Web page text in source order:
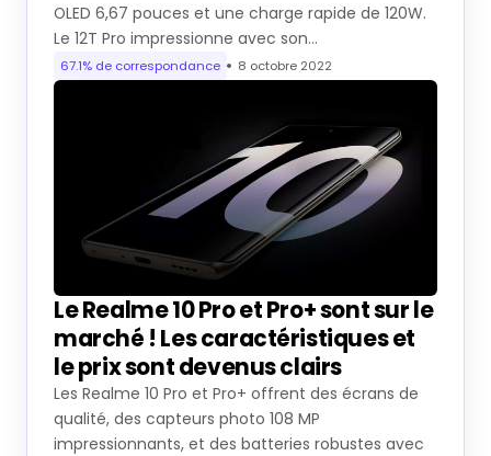
OLED 6,67 pouces et une charge rapide de 120W.
Le 12T Pro impressionne avec son…
67.1% de correspondance 8 octobre 2022
Le Realme 10 Pro et Pro+ sont sur le
marché ! Les caractéristiques et
le prix sont devenus clairs
Les Realme 10 Pro et Pro+ offrent des écrans de
qualité, des capteurs photo 108 MP
impressionnants, et des batteries robustes avec